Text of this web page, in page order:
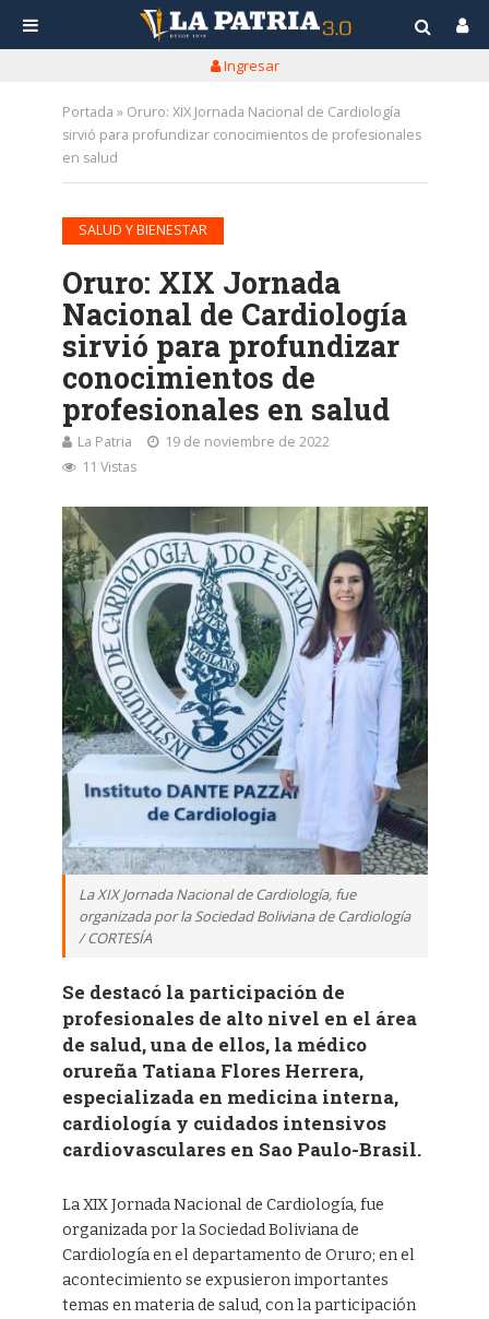
Ingresar
Portada » Oruro: XIX Jornada Nacional de Cardiología
sirvió para profundizar conocimientos de profesionales
en salud
SALUD Y BIENESTAR
Oruro: XIX Jornada
Nacional de Cardiología
sirvió para profundizar
conocimientos de
profesionales en salud
La Patria
19 de noviembre de 2022
11 Vistas
La XIX Jornada Nacional de Cardiología, fue
organizada por la Sociedad Boliviana de Cardiología
/ CORTESÍA
Se destacó la participación de
profesionales de alto nivel en el área
de salud, una de ellos, la médico
orureña Tatiana Flores Herrera,
especializada en medicina interna,
cardiología y cuidados intensivos
cardiovasculares en Sao Paulo-Brasil.
La XIX Jornada Nacional de Cardiología, fue
organizada por la Sociedad Boliviana de
Cardiología en el departamento de Oruro; en el
acontecimiento se expusieron importantes
temas en materia de salud, con la participación